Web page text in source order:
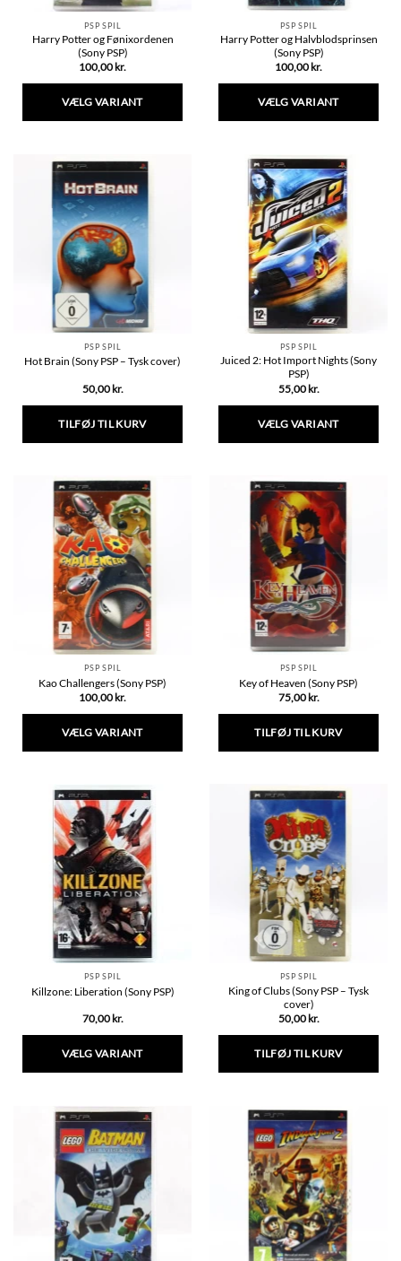
PSP SPIL
Harry Potter og Fønixordenen
(Sony PSP)
100,00 kr.
VÆLG VARIANT
har
flere
varianter.
Mulighederne
kan
vælges
på
varesiden
PSP SPIL
Harry Potter og Halvblodsprinsen
(Sony PSP)
100,00 kr.
VÆLG VARIANT
har
flere
varianter.
Mulighederne
kan
vælges
på
varesiden
PSP SPIL
Hot Brain (Sony PSP – Tysk cover)
50,00 kr.
TILFØJ TIL KURV
PSP SPIL
Juiced 2: Hot Import Nights (Sony
PSP)
55,00 kr.
VÆLG VARIANT
har
flere
varianter.
Mulighederne
kan
vælges
på
varesiden
PSP SPIL
Kao Challengers (Sony PSP)
100,00 kr.
VÆLG VARIANT
har
flere
varianter.
Mulighederne
kan
vælges
på
varesiden
PSP SPIL
Key of Heaven (Sony PSP)
75,00 kr.
TILFØJ TIL KURV
PSP SPIL
Killzone: Liberation (Sony PSP)
70,00 kr.
VÆLG VARIANT
har
flere
varianter.
Mulighederne
kan
vælges
på
varesiden
PSP SPIL
King of Clubs (Sony PSP – Tysk
cover)
50,00 kr.
TILFØJ TIL KURV